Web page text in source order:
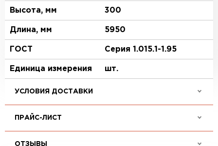
Высота, мм 300
Длина, мм 5950
ГОСТ Серия 1.015.1-1.95
Единица измерения шт.
УСЛОВИЯ ДОСТАВКИ
ПРАЙС-ЛИСТ
ОТЗЫВЫ